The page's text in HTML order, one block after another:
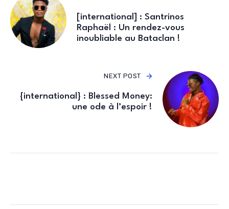
[international] : Santrinos
Raphaël : Un rendez-vous
inoubliable au Bataclan !
NEXT POST
{international} : Blessed Money:
une ode à l’espoir !